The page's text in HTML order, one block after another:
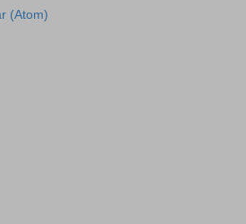
(Atom)